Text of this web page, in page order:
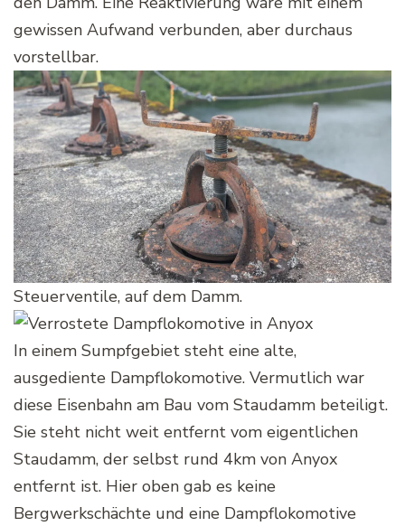
gewissen Aufwand verbunden, aber durchaus
vorstellbar.
Steuerventile, auf dem Damm.
In einem Sumpfgebiet steht eine alte,
ausgediente Dampflokomotive. Vermutlich war
diese Eisenbahn am Bau vom Staudamm beteiligt.
Sie steht nicht weit entfernt vom eigentlichen
Staudamm, der selbst rund 4km von Anyox
entfernt ist. Hier oben gab es keine
Bergwerkschächte und eine Dampflokomotive